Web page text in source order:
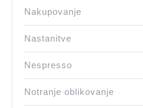
Nakupovanje
Nastanitve
Nespresso
Notranje oblikovanje